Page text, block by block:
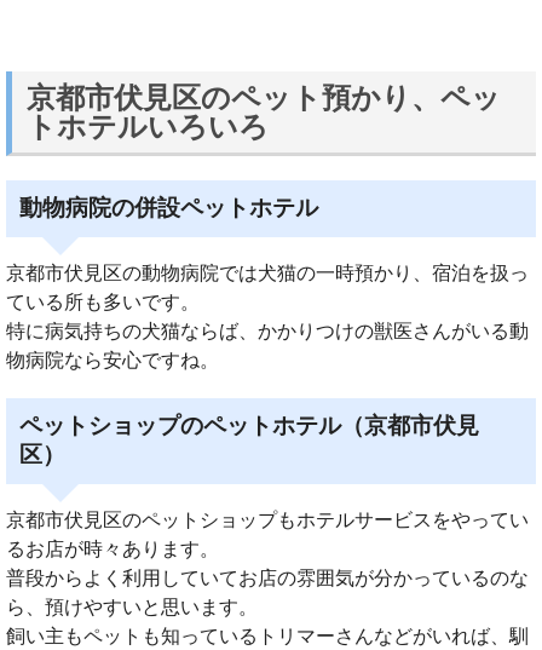
京都市伏見区のペット預かり、ペッ
トホテルいろいろ
動物病院の併設ペットホテル
京都市伏見区の動物病院では犬猫の一時預かり、宿泊を扱っ
ている所も多いです。
特に病気持ちの犬猫ならば、かかりつけの獣医さんがいる動
物病院なら安心ですね。
ペットショップのペットホテル（京都市伏見
区）
京都市伏見区のペットショップもホテルサービスをやってい
るお店が時々あります。
普段からよく利用していてお店の雰囲気が分かっているのな
ら、預けやすいと思います。
飼い主もペットも知っているトリマーさんなどがいれば、馴